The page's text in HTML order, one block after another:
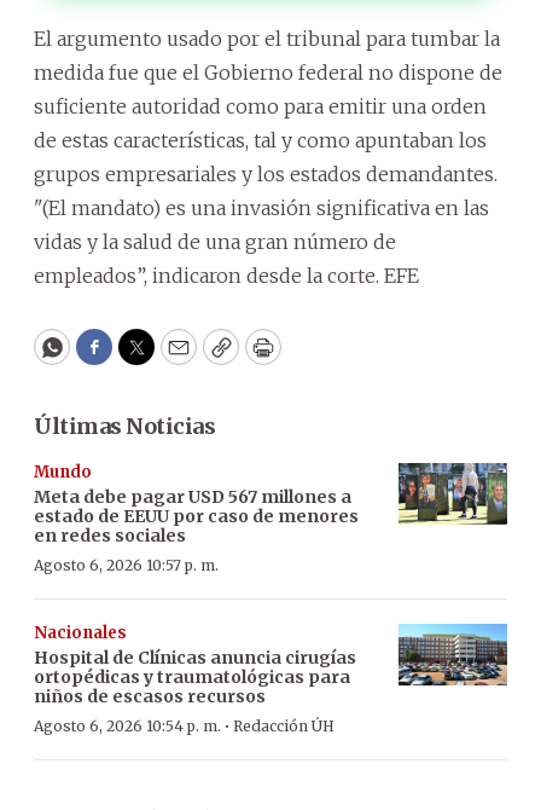
El argumento usado por el tribunal para tumbar la
medida fue que el Gobierno federal no dispone de
suficiente autoridad como para emitir una orden
de estas características, tal y como apuntaban los
grupos empresariales y los estados demandantes.
"(El mandato) es una invasión significativa en las
vidas y la salud de una gran número de
empleados”, indicaron desde la corte. EFE
WhatsApp
Facebook
Twitter
EmailCopyPrint
Últimas Noticias
Mundo
Meta debe pagar USD 567 millones a
estado de EEUU por caso de menores
en redes sociales
Agosto 6, 2026 10:57 p. m.
Nacionales
Hospital de Clínicas anuncia cirugías
ortopédicas y traumatológicas para
niños de escasos recursos
Agosto 6, 2026 10:54 p. m. · Redacción ÚH